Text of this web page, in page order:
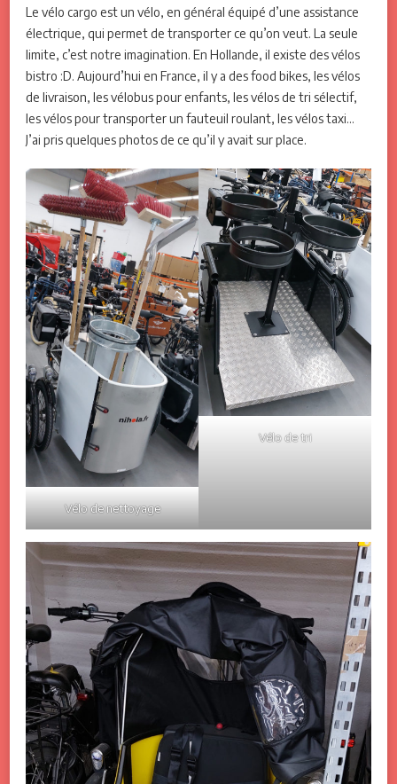
Le vélo cargo est un vélo, en général équipé d’une assistance
électrique, qui permet de transporter ce qu’on veut. La seule
limite, c’est notre imagination. En Hollande, il existe des vélos
bistro :D. Aujourd’hui en France, il y a des food bikes, les vélos
de livraison, les vélobus pour enfants, les vélos de tri sélectif,
les vélos pour transporter un fauteuil roulant, les vélos taxi…
J’ai pris quelques photos de ce qu’il y avait sur place.
Vélo de nettoyage
Vélo de tri